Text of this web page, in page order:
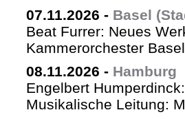
07.11.2026 - Basel
Beat Furrer: Neues
Kammerorchester
08.11.2026 - Hamburg
Engelbert
Musikalische Leitung: